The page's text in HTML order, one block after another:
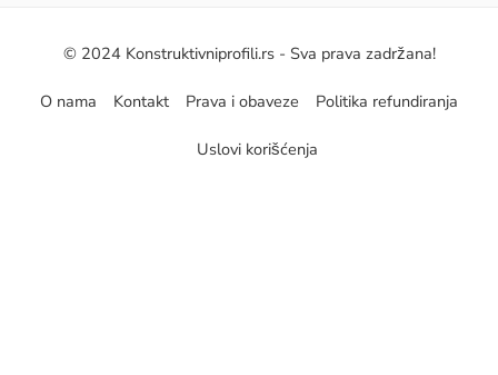
© 2024 Konstruktivniprofili.rs - Sva prava zadržana!
O nama Kontakt Prava i obaveze Politika refundiranja
Uslovi korišćenja